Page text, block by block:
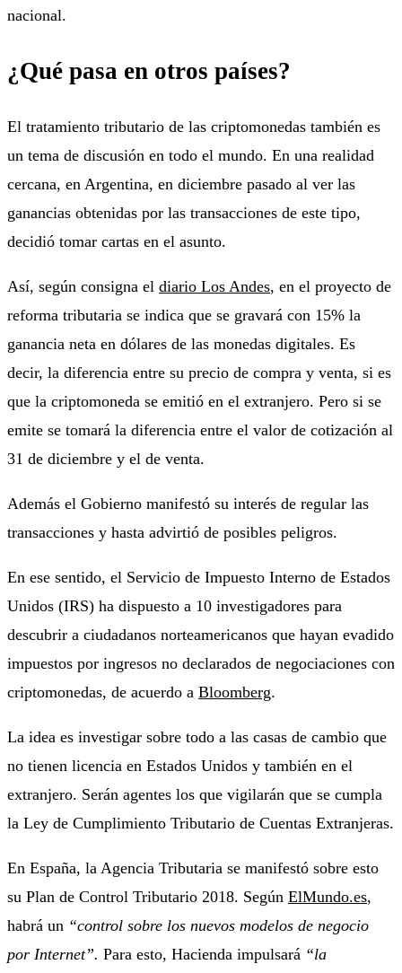
nacional.
¿Qué pasa en otros países?
El tratamiento tributario de las criptomonedas también es
un tema de discusión en todo el mundo. En una realidad
cercana, en Argentina, en diciembre pasado al ver las
ganancias obtenidas por las transacciones de este tipo,
decidió tomar cartas en el asunto.
Así, según consigna el diario Los Andes, en el proyecto de
reforma tributaria se indica que se gravará con 15% la
ganancia neta en dólares de las monedas digitales. Es
decir, la diferencia entre su precio de compra y venta, si es
que la criptomoneda se emitió en el extranjero. Pero si se
emite se tomará la diferencia entre el valor de cotización al
31 de diciembre y el de venta.
Además el Gobierno manifestó su interés de regular las
transacciones y hasta advirtió de posibles peligros.
En ese sentido, el Servicio de Impuesto Interno de Estados
Unidos (IRS) ha dispuesto a 10 investigadores para
descubrir a ciudadanos norteamericanos que hayan evadido
impuestos por ingresos no declarados de negociaciones con
criptomonedas, de acuerdo a Bloomberg.
La idea es investigar sobre todo a las casas de cambio que
no tienen licencia en Estados Unidos y también en el
extranjero. Serán agentes los que vigilarán que se cumpla
la Ley de Cumplimiento Tributario de Cuentas Extranjeras.
En España, la Agencia Tributaria se manifestó sobre esto
su Plan de Control Tributario 2018. Según ElMundo.es,
habrá un “control sobre los nuevos modelos de negocio
por Internet”. Para esto, Hacienda impulsará “la